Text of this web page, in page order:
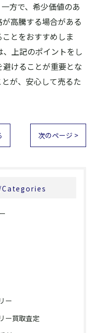
方で、希少価値のあ
高騰する場合がある
とをおすすめしま
上記のポイントをし
けることが重要とな
が、安心して売るた
次のページ >
Categories
ー
ー買取査定